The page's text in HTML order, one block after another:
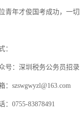
青年才俊国考成功，一切
：
号：深圳税务公务员招
： szswgwyzl@163.com
： 0755-83878491